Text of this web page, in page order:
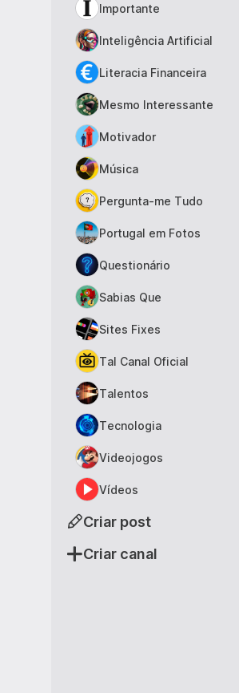
Criar canal
Criar post
Importante
Inteligência Artificial
Literacia Financeira
Mesmo Interessante
Motivador
Música
Pergunta-me Tudo
Portugal em Fotos
Questionário
Sabias Que
Sites Fixes
Tal Canal Oficial
Talentos
Tecnologia
Videojogos
Vídeos